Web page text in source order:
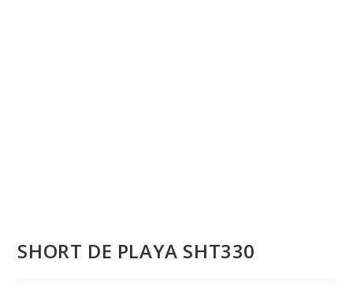
SHORT DE PLAYA SHT330